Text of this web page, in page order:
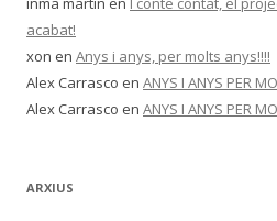
acabat!
xon en Anys i anys, per molts anys!!!!
Alex Carrasco en ANYS I ANYS PER
Alex Carrasco en ANYS I ANYS PER
ARXIUS